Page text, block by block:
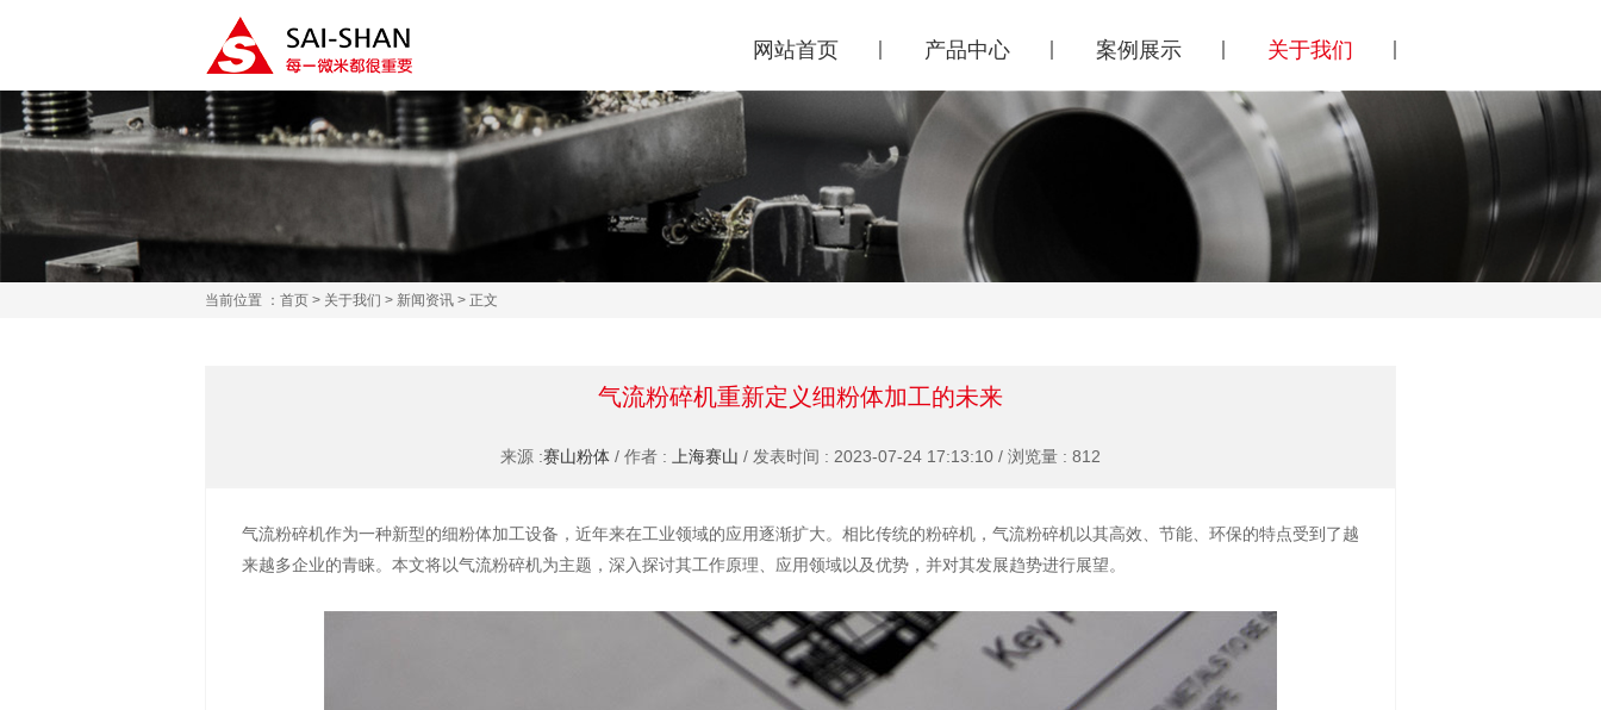
网站首页 产品中心 案例展示 关于我们
当前位置 ： 首页 > 关于我们 > 新闻资讯 > 正文
气流粉碎机重新定义细粉体加工的未来
来源 :赛山粉体 / 作者 : 上海赛山 / 发表时间 : 2023-07-24 17:13:10 / 浏览量 : 812
气流粉碎机作为一种新型的细粉体加工设备，近年来在工业领域的应用逐渐扩大。相比传统的粉碎机，气流粉碎机以其高效、节能、环保的特点受到了越
来越多企业的青睐。本文将以气流粉碎机为主题，深入探讨其工作原理、应用领域以及优势，并对其发展趋势进行展望。